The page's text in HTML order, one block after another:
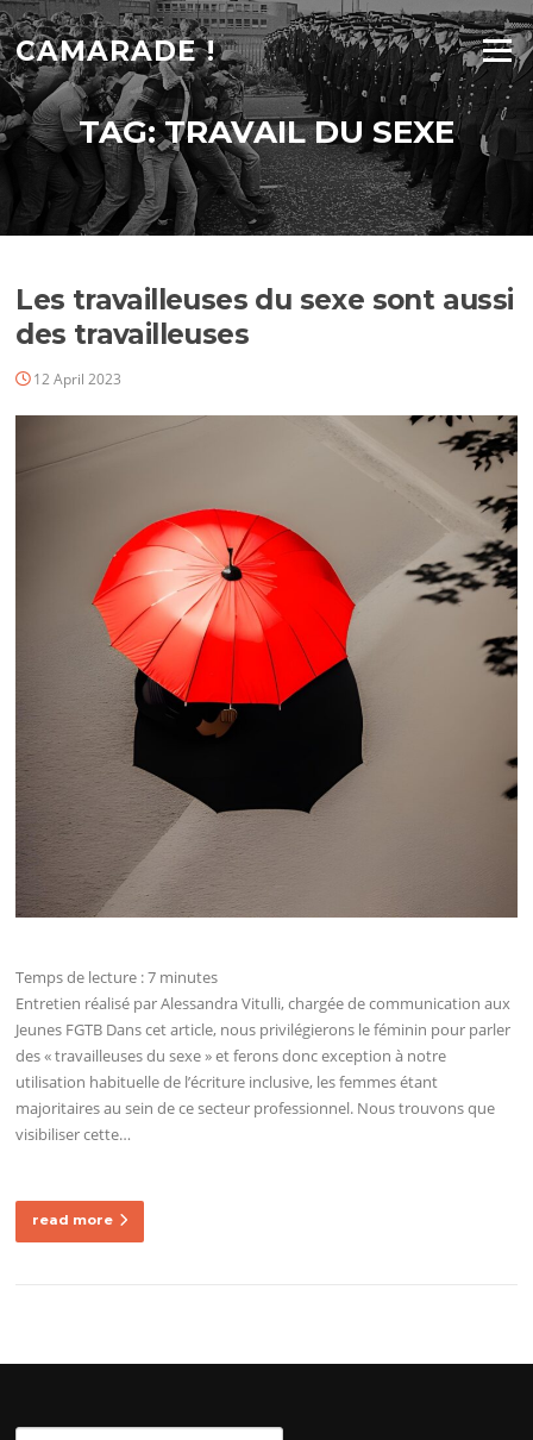
Skip
to
content
CAMARADE ! Menu
TAG:TRAVAIL DU SEXE
Les travailleuses du sexe sont aussi
des travailleuses
12 April 2023
Temps de lecture :7 minutes
Entretien réalisé par Alessandra Vitulli, chargée de communication aux
Jeunes FGTB Dans cet article, nous privilégierons le féminin pour parler
des « travailleuses du sexe » et ferons donc exception à notre
utilisation habituelle de l’écriture inclusive, les femmes étant
majoritaires au sein de ce secteur professionnel. Nous trouvons que
visibiliser cette…
read more